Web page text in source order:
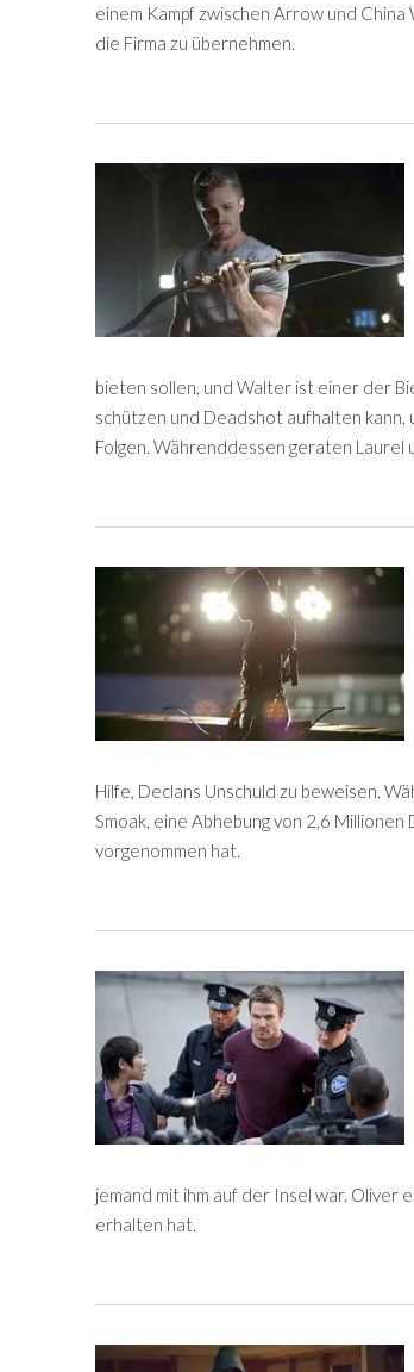
einem Kampf zwischen Arrow und
die Firma zu übernehmen.
bieten sollen, und Walter ist einer der
schützen und Deadshot aufhalten kann,
Folgen. Währenddessen geraten Laurel
Hilfe, Declans Unschuld zu beweisen.
Smoak, eine Abhebung von 2,6
vorgenommen hat.
jemand mit ihm auf der Insel war.
erhalten hat.